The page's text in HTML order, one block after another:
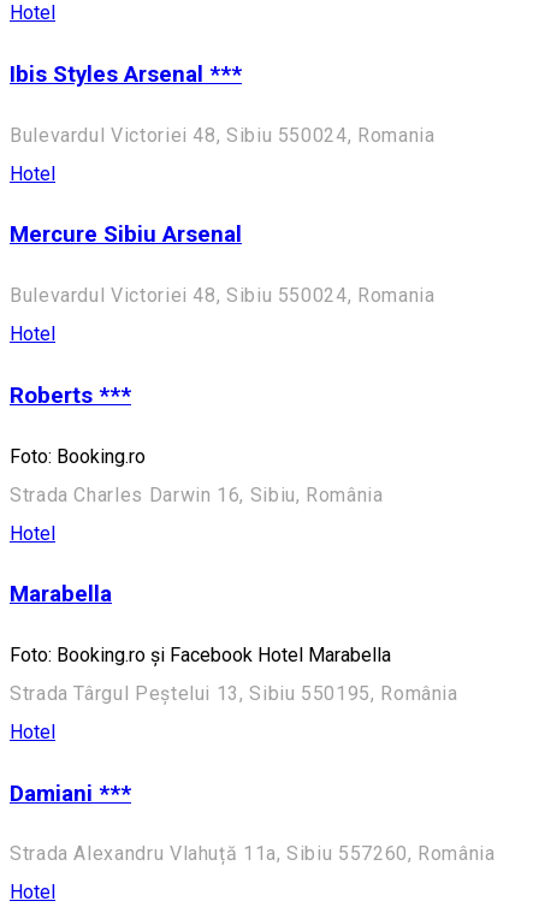
Hotel
Ibis Styles Arsenal ***
Bulevardul Victoriei 48, Sibiu 550024, Romania
Hotel
Mercure Sibiu Arsenal
Bulevardul Victoriei 48, Sibiu 550024, Romania
Hotel
Roberts ***
Foto: Booking.ro
Strada Charles Darwin 16, Sibiu, România
Hotel
Marabella
Foto: Booking.ro și Facebook Hotel Marabella
Strada Târgul Peștelui 13, Sibiu 550195, România
Hotel
Damiani ***
Strada Alexandru Vlahuță 11a, Sibiu 557260, România
Hotel